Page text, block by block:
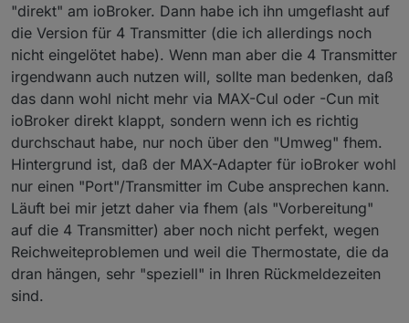
"direkt" am ioBroker. Dann habe ich ihn umgeflasht auf
die Version für 4 Transmitter (die ich allerdings noch
nicht eingelötet habe). Wenn man aber die 4 Transmitter
irgendwann auch nutzen will, sollte man bedenken, daß
das dann wohl nicht mehr via MAX-Cul oder -Cun mit
ioBroker direkt klappt, sondern wenn ich es richtig
durchschaut habe, nur noch über den "Umweg" fhem.
Hintergrund ist, daß der MAX-Adapter für ioBroker wohl
nur einen "Port"/Transmitter im Cube ansprechen kann.
Läuft bei mir jetzt daher via fhem (als "Vorbereitung"
auf die 4 Transmitter) aber noch nicht perfekt, wegen
Reichweiteproblemen und weil die Thermostate, die da
dran hängen, sehr "speziell" in Ihren Rückmeldezeiten
sind.